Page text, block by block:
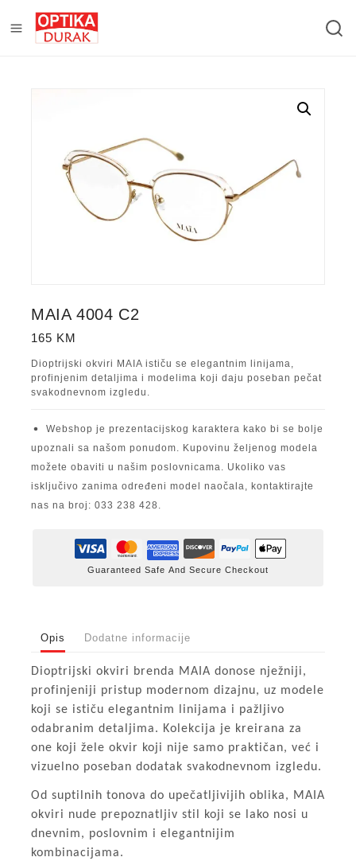
MAIA 4004 C2
165 KM
Dioptrijski okviri MAIA ističu se elegantnim linijama,
profinjenim detaljima i modelima koji daju poseban pečat
svakodnevnom izgledu.
Webshop je prezentacijskog karaktera kako bi se bolje
upoznali sa našom ponudom. Kupovinu željenog modela
možete obaviti u našim poslovnicama. Ukoliko vas
isključivo zanima određeni model naočala, kontaktirajte
nas na broj: 033 238 428.
Guaranteed Safe And Secure Checkout
Opis Dodatne informacije
Dioptrijski okviri brenda MAIA donose nježniji,
profinjeniji pristup modernom dizajnu, uz modele
koji se ističu elegantnim linijama i pažljivo
odabranim detaljima. Kolekcija je kreirana za
one koji žele okvir koji nije samo praktičan, već i
vizuelno poseban dodatak svakodnevnom izgledu.
Od suptilnih tonova do upečatljivijih oblika, MAIA
okviri nude prepoznatljiv stil koji se lako nosi u
dnevnim, poslovnim i elegantnijim
kombinacijama.